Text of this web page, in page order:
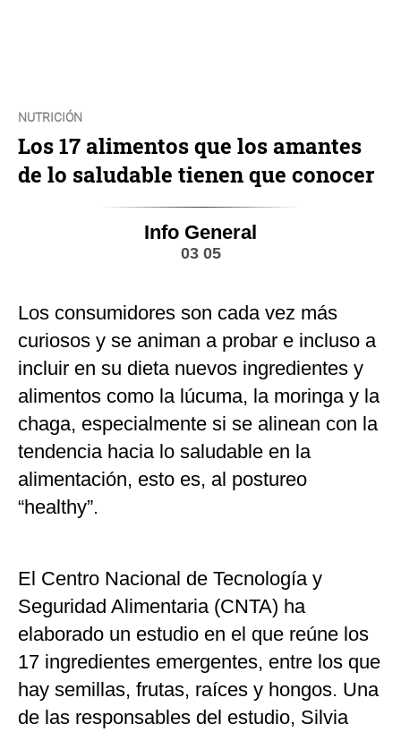
NUTRICIÓN
Los 17 alimentos que los amantes
de lo saludable tienen que conocer
Info General
03 05
Los consumidores son cada vez más
curiosos y se animan a probar e incluso a
incluir en su dieta nuevos ingredientes y
alimentos como la lúcuma, la moringa y la
chaga, especialmente si se alinean con la
tendencia hacia lo saludable en la
alimentación, esto es, al postureo
“healthy”.
El Centro Nacional de Tecnología y
Seguridad Alimentaria (CNTA) ha
elaborado un estudio en el que reúne los
17 ingredientes emergentes, entre los que
hay semillas, frutas, raíces y hongos. Una
de las responsables del estudio, Silvia